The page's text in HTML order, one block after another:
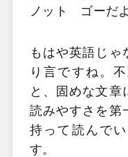
ノット ゴーだ
もはや英語じゃ
り言ですね。
と、固めな文章
読みやすさを第
持って読んで
す。